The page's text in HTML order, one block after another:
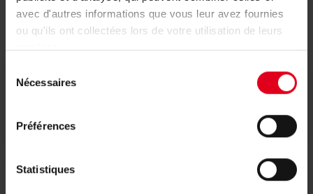
avec d'autres informations que vous leur avez fournies
ou qu'ils ont collectées lors de votre utilisation de leurs
services.
Nécessaires
Préférences
Statistiques
Documenten